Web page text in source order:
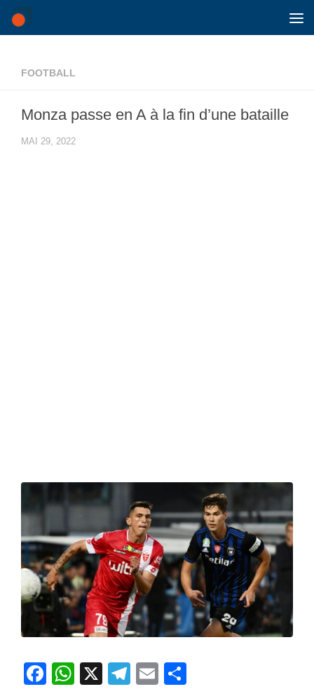
Skip to content
FOOTBALL
Monza passe en A à la fin d’une bataille
MAI 29, 2022
Facebook
WhatsApp
X Telegram
Email